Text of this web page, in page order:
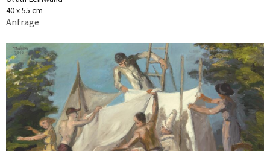
40 x 55 cm
Anfrage